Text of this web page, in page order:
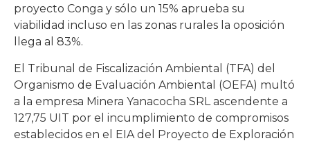
proyecto Conga y sólo un 15% aprueba su
viabilidad incluso en las zonas rurales la oposición
llega al 83%.
El Tribunal de Fiscalización Ambiental (TFA) del
Organismo de Evaluación Ambiental (OEFA) multó
a la empresa Minera Yanacocha SRL ascendente a
127,75 UIT por el incumplimiento de compromisos
establecidos en el EIA del Proyecto de Exploración